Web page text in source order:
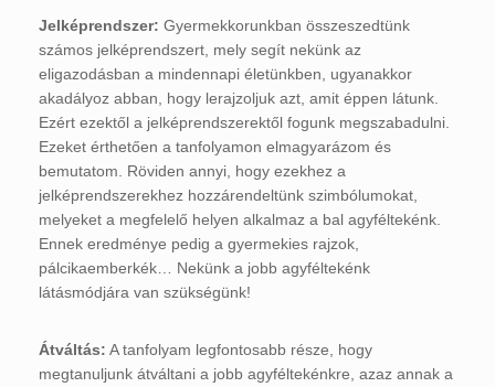
Jelképrendszer: Gyermekkorunkban összeszedtünk
számos jelképrendszert, mely segít nekünk az
eligazodásban a mindennapi életünkben, ugyanakkor
akadályoz abban, hogy lerajzoljuk azt, amit éppen látunk.
Ezért ezektől a jelképrendszerektől fogunk megszabadulni.
Ezeket érthetően a tanfolyamon elmagyarázom és
bemutatom. Röviden annyi, hogy ezekhez a
jelképrendszerekhez hozzárendeltünk szimbólumokat,
melyeket a megfelelő helyen alkalmaz a bal agyféltekénk.
Ennek eredménye pedig a gyermekies rajzok,
pálcikaemberkék… Nekünk a jobb agyféltekénk
látásmódjára van szükségünk!
Átváltás: A tanfolyam legfontosabb része, hogy
megtanuljunk átváltani a jobb agyféltekénkre, azaz annak a